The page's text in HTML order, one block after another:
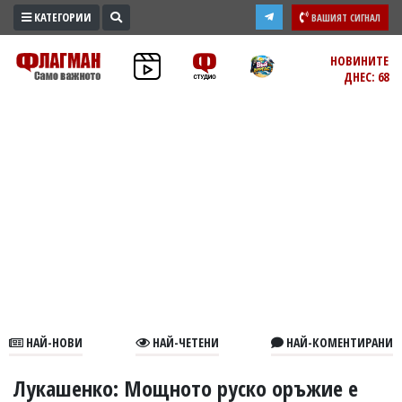
ПРОМО
ЗОНА
КАТЕГОРИИ ВАШИЯТ СИГНАЛ
НОВИНИТЕ
ДНЕС: 68
НАЙ-НОВИ НАЙ-ЧЕТЕНИ НАЙ-КОМЕНТИРАНИ
Лукашенко: Мощното руско оръжие е